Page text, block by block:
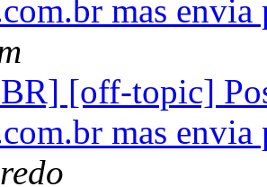
mas
[off-topic]
mas